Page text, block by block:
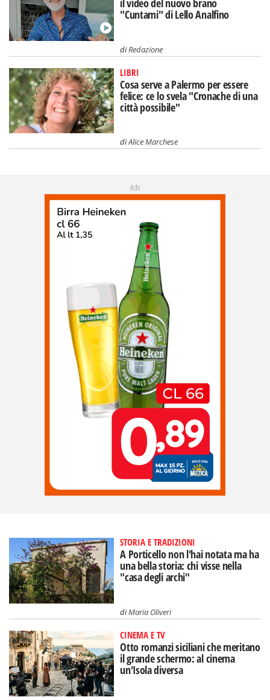
"Cuntami" di Lello Analfino
diRedazione
LIBRI
Cosa serve a Palermo per essere
felice: ce lo svela "Cronache di una
città possibile"
diAlice Marchese
Adv
STORIA E TRADIZIONI
A Porticello non l'hai notata ma ha
una bella storia: chi visse nella
"casa degli archi"
diMaria Oliveri
CINEMA E TV
Otto romanzi siciliani che meritano
il grande schermo: al cinema
un'Isola diversa